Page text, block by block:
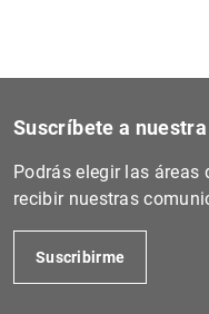
Suscríbete a
Podrás elegir las áreas
recibir nuestras
Suscribirme